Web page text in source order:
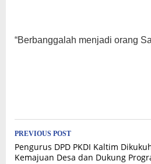
“Berbanggalah menjadi orang
Post
navigation
PREVIOUS POST
Pengurus DPD PKDI Kaltim
Kemajuan Desa dan Dukung